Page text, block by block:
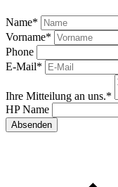
Name*
Vorname*
Phone
E-Mail*
Ihre Mitteilung an uns.*
HP Name
Absenden